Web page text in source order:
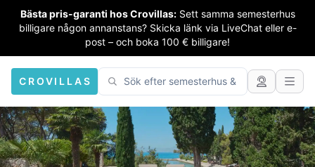
Bästa pris-garanti hos Crovillas: Sett samma semesterhus
billigare någon annanstans? Skicka länk via LiveChat eller e-
post – och boka 100 € billigare!
CROVILLAS